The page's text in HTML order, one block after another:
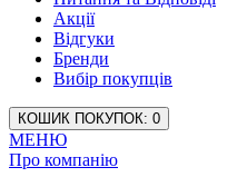
Акції
Відгуки
Бренди
Вибір покупців
КОШИК ПОКУПОК: 0
МЕНЮ
Про компанію